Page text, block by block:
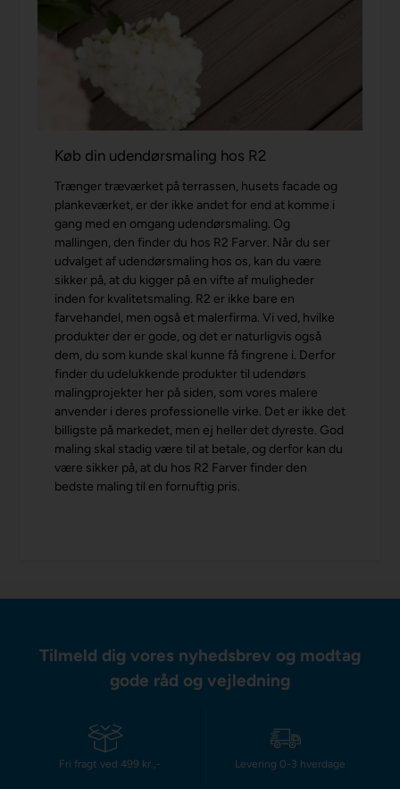
Køb din udendørsmaling hos R2
Trænger træværket på terrassen, husets facade og
plankeværket, er der ikke andet for end at komme i
gang med en omgang udendørsmaling. Og
mallingen, den finder du hos R2 Farver. Når du ser
udvalget af udendørsmaling hos os, kan du være
sikker på, at du kigger på en vifte af muligheder
inden for kvalitetsmaling. R2 er ikke bare en
farvehandel, men også et malerfirma. Vi ved, hvilke
produkter der er gode, og det er naturligvis også
dem, du som kunde skal kunne få fingrene i. Derfor
finder du udelukkende produkter til udendørs
malingprojekter her på siden, som vores malere
anvender i deres professionelle virke. Det er ikke det
billigste på markedet, men ej heller det dyreste. God
maling skal stadig være til at betale, og derfor kan du
være sikker på, at du hos R2 Farver finder den
bedste maling til en fornuftig pris.
Tilmeld dig vores nyhedsbrev og modtag
gode råd og vejledning
Fri fragt ved 499 kr.,- Levering 0-3 hverdage